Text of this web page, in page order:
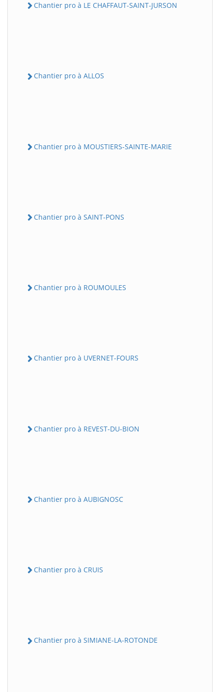
Chantier pro à LE CHAFFAUT-SAINT-JURSON
Chantier pro à ALLOS
Chantier pro à MOUSTIERS-SAINTE-MARIE
Chantier pro à SAINT-PONS
Chantier pro à ROUMOULES
Chantier pro à UVERNET-FOURS
Chantier pro à REVEST-DU-BION
Chantier pro à AUBIGNOSC
Chantier pro à CRUIS
Chantier pro à SIMIANE-LA-ROTONDE